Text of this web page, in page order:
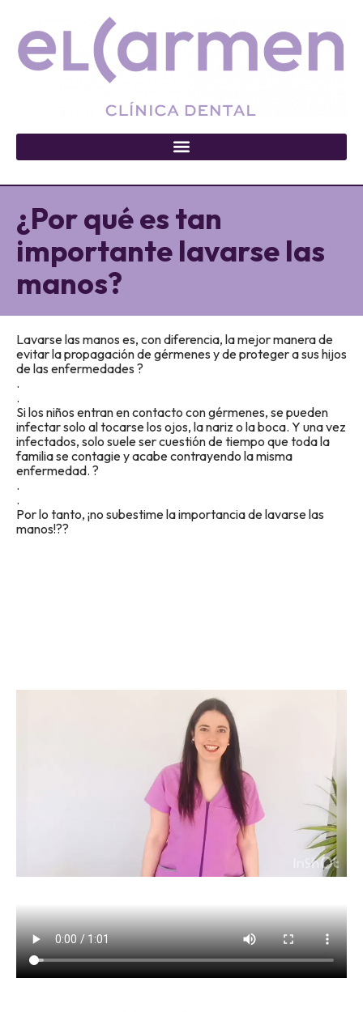
¿Por qué es tan
importante lavarse las
manos?
Lavarse las manos es, con diferencia, la mejor manera de
evitar la propagación de gérmenes y de proteger a sus hijos
de las enfermedades ?
.
.
Si los niños entran en contacto con gérmenes, se pueden
infectar solo al tocarse los ojos, la nariz o la boca. Y una vez
infectados, solo suele ser cuestión de tiempo que toda la
familia se contagie y acabe contrayendo la misma
enfermedad. ?
.
.
Por lo tanto, ¡no subestime la importancia de lavarse las
manos!??